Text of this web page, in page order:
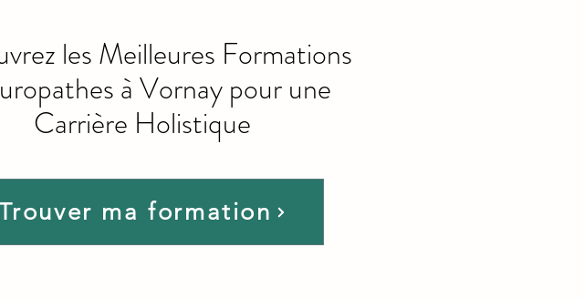
ma formation
les Meilleures Formations
à Vornay pour une
Carrière Holistique